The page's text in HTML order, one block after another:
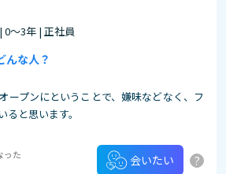
0～3年 | 正社員
んな人？
ープンにということで、嫌味などなく、フ
と思います。
った
会いたい ?